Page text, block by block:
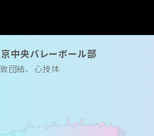
中央バレーボール部
団結、心技体